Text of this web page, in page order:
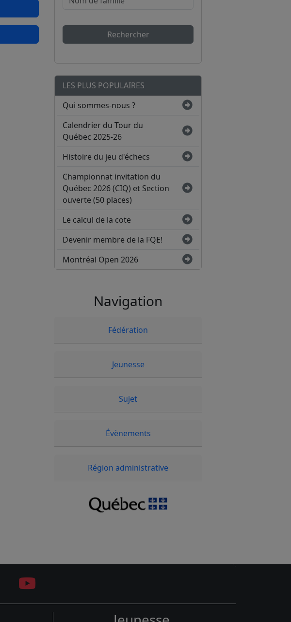
Rechercher
LES PLUS POPULAIRES
Qui sommes-nous ?
Calendrier du Tour du
Québec 2025-26
Histoire du jeu d'échecs
Championnat invitation du
Québec 2026 (CIQ) et Section
ouverte (50 places)
Le calcul de la cote
Devenir membre de la FQE!
Montréal Open 2026
Navigation
Fédération
Jeunesse
Sujet
Évènements
Région administrative